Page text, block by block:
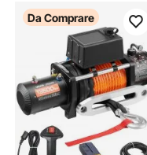
Da Comprare